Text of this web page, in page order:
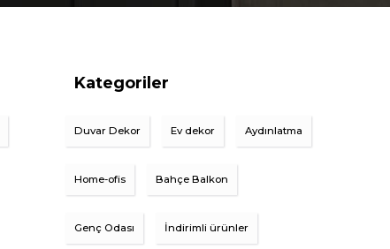
Kategoriler
Duvar Dekor Ev dekor Aydınlatma
Home-ofis Bahçe Balkon
Genç Odası İndirimli ürünler